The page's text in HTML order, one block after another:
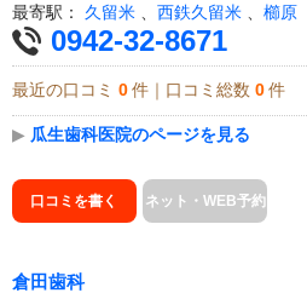
最寄駅： 久留米 西鉄久留米 櫛原
0942-32-8671
最近の口コミ 0 件｜口コミ総数 0 件
▶ 瓜生歯科医院のページを見る
口コミを書く ネット・WEB予約
倉田歯科